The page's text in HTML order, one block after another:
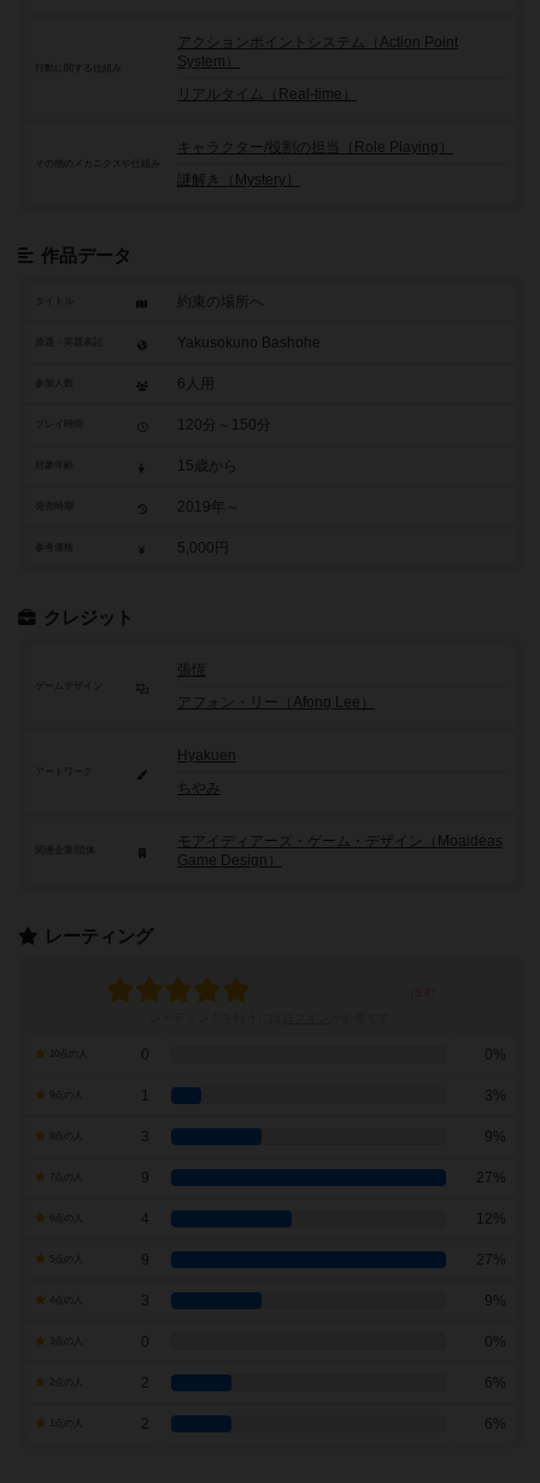
行動に関する仕組み
アクションポイントシステム（Action Point
System）
リアルタイム（Real-time）
その他のメカニクスや仕組み
キャラクター/役割の担当（Role Playing）
謎解き（Mystery）
作品データ
タイトル 約束の場所へ
Yakusokuno Bashohe
参加人数 6人用
120分～150分
15歳から
2019年～
参考価格 5,000円
クレジット
ゲームデザイン
張恆
アフォン・リー（Afong Lee）
アートワーク
Hyakuen
ちやみ
モアイディアーズ・ゲーム・デザイン（Moaideas
Game Design）
レーティング
0 0%
1 3%
3 9%
7点の人 9 27%
4 12%
9 27%
3 9%
0 0%
2 6%
2 6%